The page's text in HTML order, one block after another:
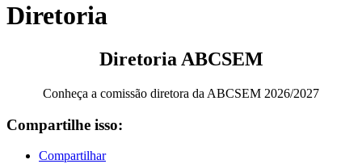
Diretoria
Diretoria ABCSEM
Conheça a comissão diretora da ABCSEM 2026/2027
Compartilhe isso:
Compartilhar